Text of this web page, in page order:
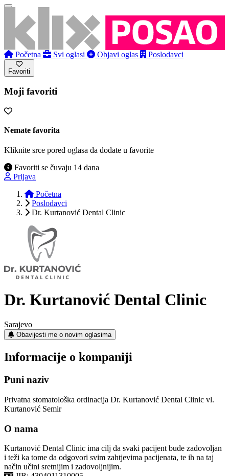
Početna Svi oglasi Objavi oglas Poslodavci
Favoriti
Moji favoriti
Nemate favorita
Kliknite srce pored oglasa da dodate u favorite
Favoriti se čuvaju 14 dana
Prijava
Početna
Poslodavci
Dr. Kurtanović Dental Clinic
Dr. Kurtanović Dental Clinic
Sarajevo
Obavijesti me o novim oglasima
Informacije o kompaniji
Puni naziv
Privatna stomatološka ordinacija Dr. Kurtanović Dental Clinic vl.
Kurtanović Semir
O nama
Kurtanović Dental Clinic ima cilj da svaki pacijent bude zadovoljan
i teži ka tome da odgovori svim zahtjevima pacijenata, te ih na taj
način učini sretnijim i zadovoljnijim.